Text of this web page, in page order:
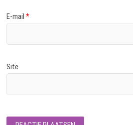
E-mail*
Site